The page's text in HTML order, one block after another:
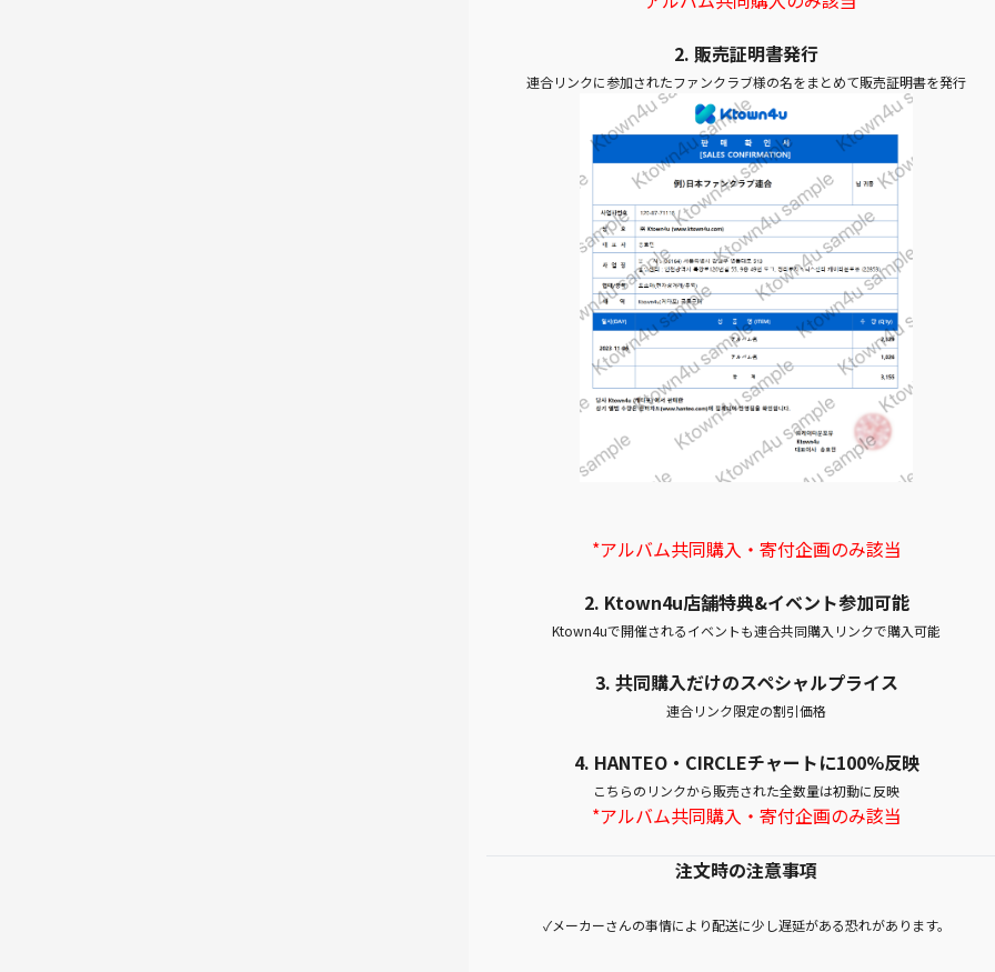
2. 販売証明書発行
連合リンクに参加されたファンクラブ様の名をまとめて販売証明書を発行
*アルバム共同購入・寄付企画のみ該当
2. Ktown4u店舗特典&イベント参加可能
Ktown4uで開催されるイベントも連合共同購入リンクで購入可能
3. 共同購入だけのスペシャルプライス
連合リンク限定の割引価格
4. HANTEO・CIRCLEチャートに100%反映
こちらのリンクから販売された全数量は初動に反映
*アルバム共同購入・寄付企画のみ該当
注文時の注意事項
✓メーカーさんの事情により配送に少し遅延がある恐れがあります。